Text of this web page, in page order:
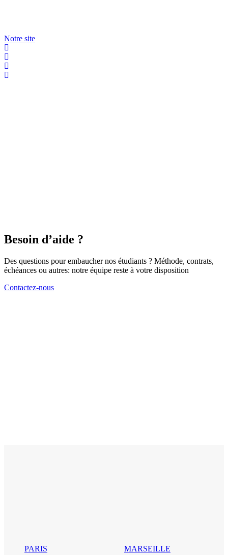
Notre site
Besoin d’aide ?
Des questions pour embaucher nos étudiants ? Méthode, contrats,
échéances ou autres: notre équipe reste à votre disposition
Contactez-nous
PARIS
MARSEILLE